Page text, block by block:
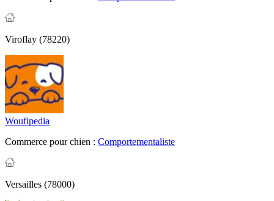
Viroflay (78220)
Woufipedia
Commerce pour chien : Comportementaliste
Versailles (78000)